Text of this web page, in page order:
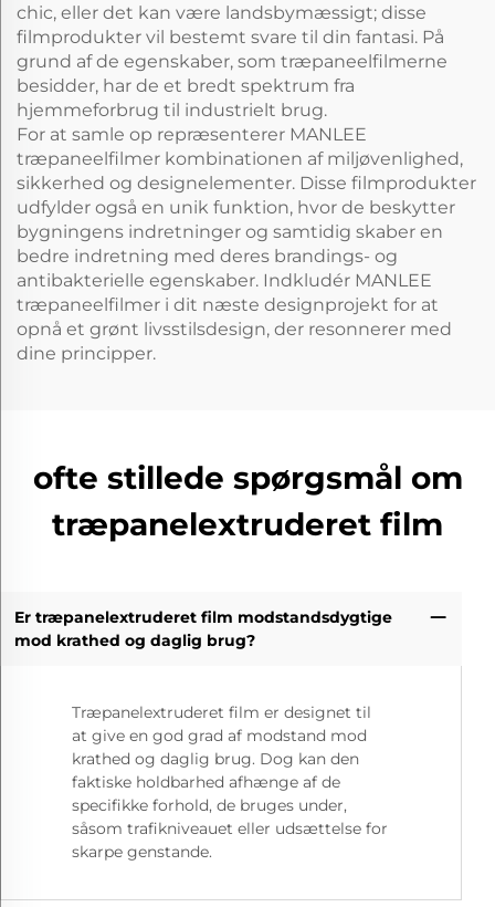
chic, eller det kan være landsbymæssigt; disse
filmprodukter vil bestemt svare til din fantasi. På
grund af de egenskaber, som træpaneelfilmerne
besidder, har de et bredt spektrum fra
hjemmeforbrug til industrielt brug.
For at samle op repræsenterer MANLEE
træpaneelfilmer kombinationen af miljøvenlighed,
sikkerhed og designelementer. Disse filmprodukter
udfylder også en unik funktion, hvor de beskytter
bygningens indretninger og samtidig skaber en
bedre indretning med deres brandings- og
antibakterielle egenskaber. Indkludér MANLEE
træpaneelfilmer i dit næste designprojekt for at
opnå et grønt livsstilsdesign, der resonnerer med
dine principper.
ofte stillede spørgsmål om
træpanelextruderet film
Er træpanelextruderet film modstandsdygtige
mod krathed og daglig brug?
Træpanelextruderet film er designet til
at give en god grad af modstand mod
krathed og daglig brug. Dog kan den
faktiske holdbarhed afhænge af de
specifikke forhold, de bruges under,
såsom trafikniveauet eller udsættelse for
skarpe genstande.